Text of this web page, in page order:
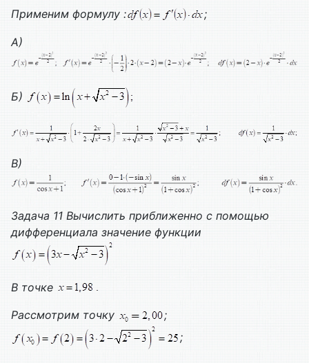
Применим формулу : ;
A)
Б)
В)
Задача 11 Вычислить приближенно с помощью
дифференциала значение функции
В точке
Рассмотрим точку
;
;